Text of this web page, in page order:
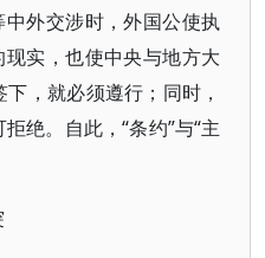
中外交涉时，外国公使执
现实，也使中央与地方大
，就必须遵行；同时，
绝。自此，“条约”与“主